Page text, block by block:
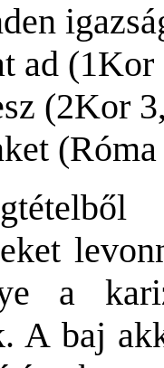
ad (1Kor
(2Kor
a
A baj